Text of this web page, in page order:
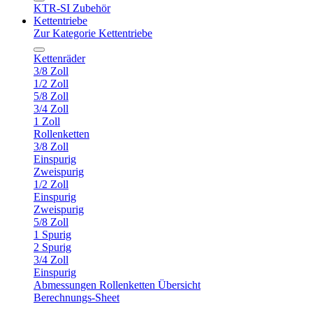
KTR-SI Zubehör
Kettentriebe
Zur Kategorie Kettentriebe
Kettenräder
3/8 Zoll
1/2 Zoll
5/8 Zoll
3/4 Zoll
1 Zoll
Rollenketten
3/8 Zoll
Einspurig
Zweispurig
1/2 Zoll
Einspurig
Zweispurig
5/8 Zoll
1 Spurig
2 Spurig
3/4 Zoll
Einspurig
Abmessungen Rollenketten Übersicht
Berechnungs-Sheet